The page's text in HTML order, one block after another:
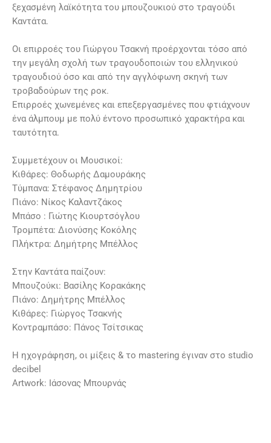
ξεχασμένη λαϊκότητα του μπουζουκιού στο τραγούδι
Καντάτα.
Οι επιρροές του Γιώργου Τσακνή προέρχονται τόσο από
την μεγάλη σχολή των τραγουδοποιών του ελληνικού
τραγουδιού όσο και από την αγγλόφωνη σκηνή των
τροβαδούρων της ροκ.
Επιρροές χωνεμένες και επεξεργασμένες που φτιάχνουν
ένα άλμπουμ με πολύ έντονο προσωπικό χαρακτήρα και
ταυτότητα.
Συμμετέχουν οι Μουσικοί:
Κιθάρες: Θοδωρής Δαμουράκης
Τύμπανα: Στέφανος Δημητρίου
Πιάνο: Νίκος Καλαντζάκος
Μπάσο : Γιώτης Κιουρτσόγλου
Τρομπέτα: Διονύσης Κοκόλης
Πλήκτρα: Δημήτρης Μπέλλος
Στην Καντάτα παίζουν:
Μπουζούκι: Βασίλης Κορακάκης
Πιάνο: Δημήτρης Μπέλλος
Κιθάρες: Γιώργος Τσακνής
Κοντραμπάσο: Πάνος Τσίτσικας
Η ηχογράφηση, οι μίξεις & το mastering έγιναν στο studio
decibel
Αrtwork: Ιάσονας Μπουρνάς